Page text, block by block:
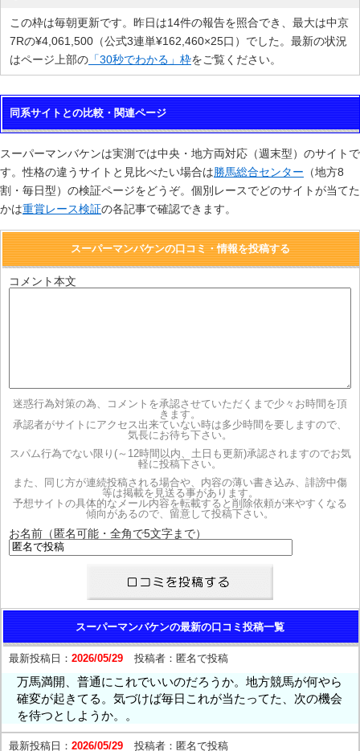
この枠は毎朝更新です。 昨日は14件の報告を照合でき、最大は中京
7Rの¥4,061,500（公式3連単¥162,460×25口）でした。最新の状況
はページ上部の 「30秒でわかる」枠をご覧ください。
同系サイトとの比較・関連ページ
スーパーマンバケンは実測では中央・地方両対応（週末型）のサイトで
す。性格の違うサイトと見比べたい場合は勝馬総合センター （地方8
割・毎日型）の検証ページをどうぞ。個別レースでどのサイトが当てた
かは重賞レース検証の各記事で確認できます。
スーパーマンバケンの口コミ・情報を投稿する
コメント本文
迷惑行為対策の為、コメントを承認させていただくまで少々お時間を頂
きます。
承認者がサイトにアクセス出来ていない時は多少時間を要しますので、
気長にお待ち下さい。
スパム行為でない限り(～12時間以内、土日も更新)承認されますのでお気
軽に投稿下さい。
また、同じ方が連続投稿される場合や、内容の薄い書き込み、誹謗中傷
等は掲載を見送る事があります。
予想サイトの具体的なメール内容を転載すると削除依頼が来やすくなる
傾向があるので、留意して投稿下さい。
お名前（匿名可能・全角で5文字まで）
スーパーマンバケンの最新の口コミ投稿一覧
最新投稿日： 2026/05/29 投稿者： 匿名で投稿
万馬満開、普通にこれでいいのだろうか。地方競馬が何やら
確変が起きてる。気づけば毎日これが当たってた、次の機会
を待つとしようか。。
最新投稿日： 2026/05/29 投稿者： 匿名で投稿